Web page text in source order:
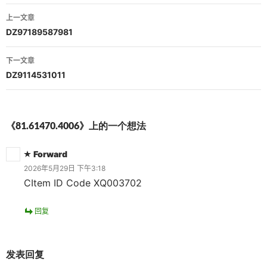
文
章
导
航
上一文章
DZ97189587981
下一文章
DZ9114531011
《81.61470.4006》上的一个想法
Forward
2026年5月29日 下午3:18
CItem ID Code XQ003702
回复
发表回复